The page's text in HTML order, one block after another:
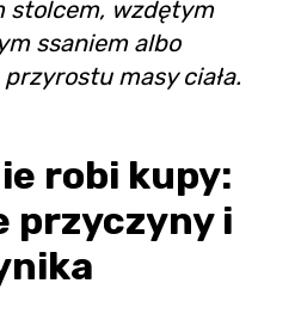
stolcem, wzdętym
ssaniem albo
masy ciała.
robi kupy:
przyczyny i